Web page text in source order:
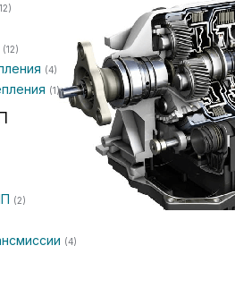
(12)
(4)
(1)
(2)
(4)